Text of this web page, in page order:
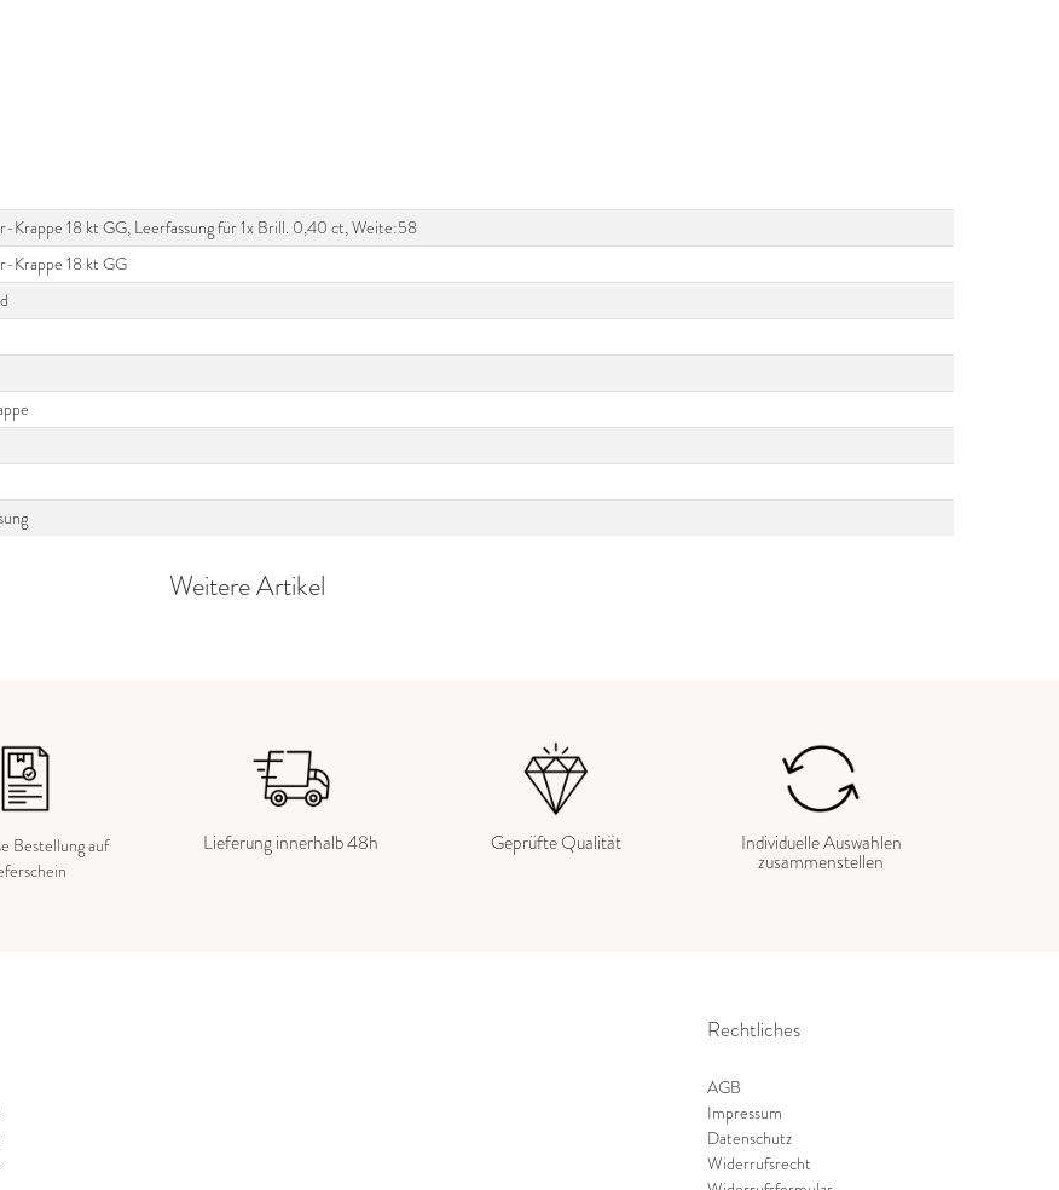
Krappe 18 kt GG, Leerfassung für 1x Brill. 0,40 ct, Weite:58
Krappe 18 kt GG
Weitere Artikel
Bestellung auf
Lieferung innerhalb 48h Geprüfte Qualität Individuelle Auswahlen
zusammenstellen
Rechtliches
AGB
Impressum
Datenschutz
Widerrufsrecht